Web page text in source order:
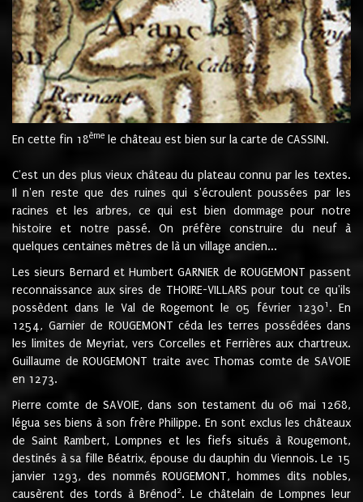
En cette fin 18ème le château est bien sur la carte de CASSINI.
C'est un des plus vieux château du plateau connu par les textes.
Il n'en reste que des ruines qui s'écroulent poussées par les
racines et les arbres, ce qui est bien dommage pour notre
histoire et notre passé. On préfère construire du neuf à
quelques centaines mètres de là un village ancien...
Les sieurs Bernard et Humbert GARNIER de ROUGEMONT passent
reconnaissance aux sires de THOIRE-VILLARS pour tout ce qu'ils
possèdent dans le Val de Rogemont le 05 février 12301 . En
1254, Garnier de ROUGEMONT céda les terres possédées dans
les limites de Meyriat, vers Corcelles et Ferrières aux chartreux.
Guillaume de ROUGEMONT traite avec Thomas comte de SAVOIE
en 1273.
Pierre comte de SAVOIE, dans son testament du 06 mai 1268,
légua ses biens à son frère Philippe. En sont exclus les châteaux
de Saint Rambert, Lompnes et les fiefs situés à Rougemont,
destinés à sa fille Béatrix, épouse du dauphin du Viennois. Le 15
janvier 1293, des nommés ROUGEMONT, hommes dits nobles,
causèrent des tords à Brénod 2. Le châtelain de Lompnes leur